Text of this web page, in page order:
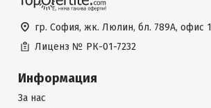
гр. София, жк. Люлин, бл. 789А, офис 1
Лиценз № РК-01-7232
Информация
За нас